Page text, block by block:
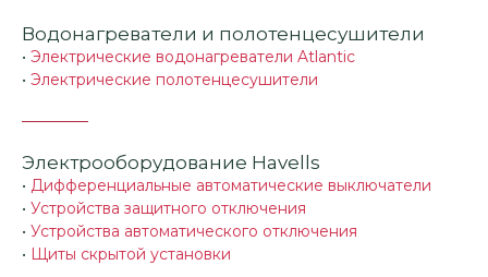
Водонагреватели и полотенцесушители
• Электрические водонагреватели Atlantic
• Электрические полотенцесушители
Электрооборудование Havells
• Дифференциальные автоматические выключатели
• Устройства защитного отключения
• Устройства автоматического отключения
• Щиты скрытой установки